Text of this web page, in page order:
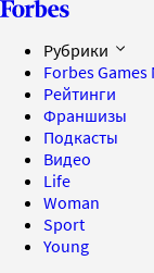
Рубрики
Forbes Games
Рейтинги
Франшизы
Подкасты
Видео
Life
Woman
Sport
Young